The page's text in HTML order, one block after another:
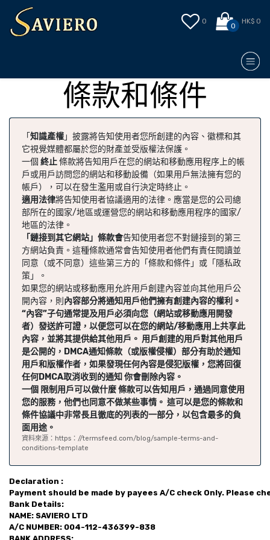
0
0
HK$ 0
條款和條件
「知識產權」披露將告知使用者您所創建的內容、徽標和其
它視覺媒體都屬於您的財產並受版權法保護。
一個 終止條款將告知用戶在您的網站和移動應用程序上的帳
戶或用戶訪問您的網站和移動設備（如果用戶無法擁有您的
帳戶），可以在發生濫用或自行決定時終止。
適用法律將告知使用者協議適用的法律。應當是您的公司總
部所在的國家/地區或運營您的網站和移動應用程序的國家/
地區的法律。
「鏈接到其它網站」條款會告知使用者您不對鏈接到的第三
方網站負責。這種條款通常會告知使用者他們有責任閱讀並
同意（或不同意）這些第三方的「條款和條件」或「隱私政
策」。
如果您的網站或移動應用允許用戶創建內容並向其他用戶公
開內容，則 內容部分將通知用戶他們擁有創建內容的權利。
“內容”子句通常提及用戶必須向您（網站或移動應用開發
者）發送許可證，以便您可以在您的網站/移動應用上共享此
內容，並將其提供給其他用戶。 用戶創建的用戶對其他用戶
是公開的，DMCA通知條款（或版權侵權）部分有助於通知
用戶和版權作者，如果發現任何內容是侵犯版權，您將回復
任何DMCA取消收到的通知 你會刪除內容。
一個 限制用戶可以做什麼條款可以告知用戶，通過同意使用
您的服務，他們也同意不做某些事情。 這可以是您的條款和
條件協議中非常長且徹底的列表的一部分，以包含最多的負
面用途。
資料來源：https：//termsfeed.com/blog/sample-terms-and-
conditions-template
Declaration :
Payment should be made by payees A/C check Only.
Bank Details:
NAME: SAVIERO LTD
A/C NUMBER: 004-112-436399-838